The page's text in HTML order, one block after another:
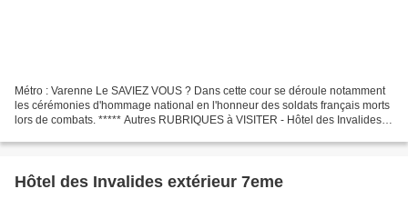
Métro : Varenne Le SAVIEZ VOUS ? Dans cette cour se déroule notamment
les cérémonies d'hommage national en l'honneur des soldats français morts
lors de combats. ***** Autres RUBRIQUES à VISITER - Hôtel des Invalides :
Hôtel des Invalides extérieur 7eme